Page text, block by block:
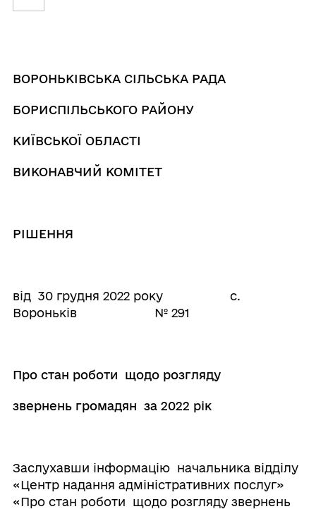
ВОРОНЬКІВСЬКА СІЛЬСЬКА РАДА
БОРИСПІЛЬСЬКОГО РАЙОНУ
КИЇВСЬКОЇ ОБЛАСТІ
ВИКОНАВЧИЙ КОМІТЕТ
РІШЕННЯ
від 30 грудня 2022 року с.
Вороньків № 291
Про стан роботи щодо розгляду
звернень громадян за 2022 рік
Заслухавши інформацію начальника відділу
«Центр надання адміністративних послуг»
«Про стан роботи щодо розгляду звернень